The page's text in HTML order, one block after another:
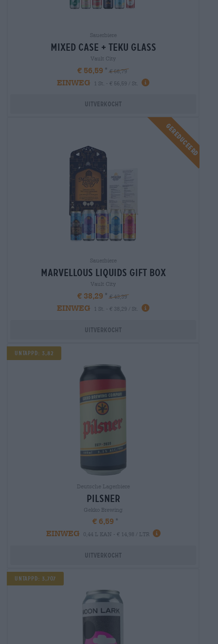
Sauerbiere
mixed case + teku glass
Vault City
€ 56,59 € 66,79
EINWEG 1 St. - € 56,59 / St.
Uitverkocht
Gereduceerd
Sauerbiere
marvellous liquids gift box
Vault City
€ 38,29 € 43,39
EINWEG 1 St. - € 38,29 / St.
Uitverkocht
Untappd: 3,82
Deutsche Lagerbiere
pilsner
Gekko Brewing
€ 6,59
EINWEG
0,44 L KAN - € 14,98 / LTR
Uitverkocht
Untappd: 3,707